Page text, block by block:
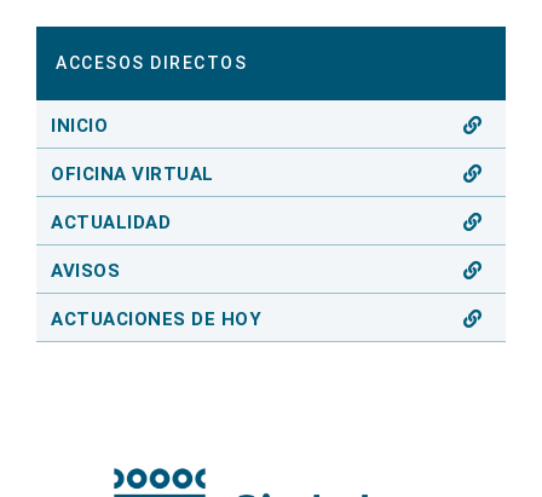
ACCESOS DIRECTOS
INICIO
OFICINA VIRTUAL
ACTUALIDAD
AVISOS
ACTUACIONES DE HOY